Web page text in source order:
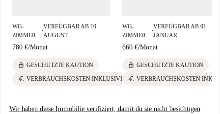
Lifestyle von Ihrer neuen Unterkunft in Castillejos aus.
WG-
ZIMMER
■
VERFÜGBAR AB 10
AUGUST
780 €/Monat
lock GESCHÜTZTE KAUTION
euro VERBRAUCHSKOSTEN INKLUSIVE
WG-
ZIMMER
■
VERFÜGBAR AB 01
JANUAR
660 €/Monat
lock GESCHÜTZTE KAUTION
euro VERBRAUCHSKOSTEN
Wir haben diese Immobilie verifiziert, damit du sie nicht besichtigen